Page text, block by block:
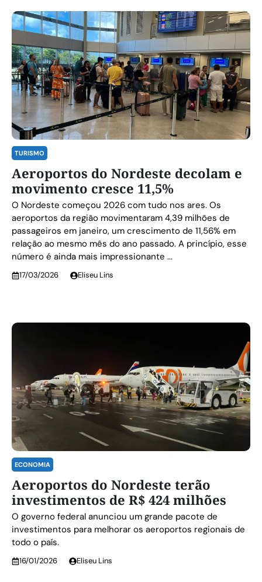
TURISMO
Aeroportos do Nordeste decolam e
movimento cresce 11,5%
O Nordeste começou 2026 com tudo nos ares. Os
aeroportos da região movimentaram 4,39 milhões de
passageiros em janeiro, um crescimento de 11,56% em
relação ao mesmo mês do ano passado. A princípio, esse
número é ainda mais impressionante ...
17/03/2026 Eliseu Lins
ECONOMIA
Aeroportos do Nordeste terão
investimentos de R$ 424 milhões
O governo federal anunciou um grande pacote de
investimentos para melhorar os aeroportos regionais de
todo o país.
16/01/2026 Eliseu Lins